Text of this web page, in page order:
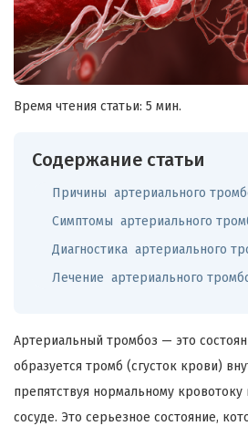
Время чтения статьи: 5 мин.
Содержание статьи
Причины артериального
Симптомы артериального
Диагностика артериального
Лечение артериального
Артериальный тромбоз — это
образуется тромб (сгусток крови)
препятствуя нормальному
сосуде. Это серьезное состояние,